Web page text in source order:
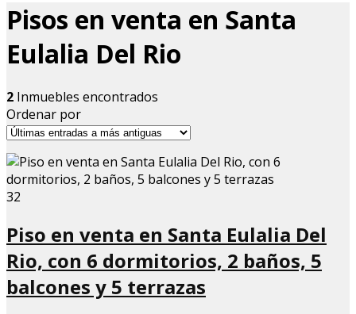
Pisos en venta en Santa
Eulalia Del Rio
2 Inmuebles encontrados
Ordenar por
32
Piso en venta en Santa Eulalia Del
Rio, con 6 dormitorios, 2 baños, 5
balcones y 5 terrazas